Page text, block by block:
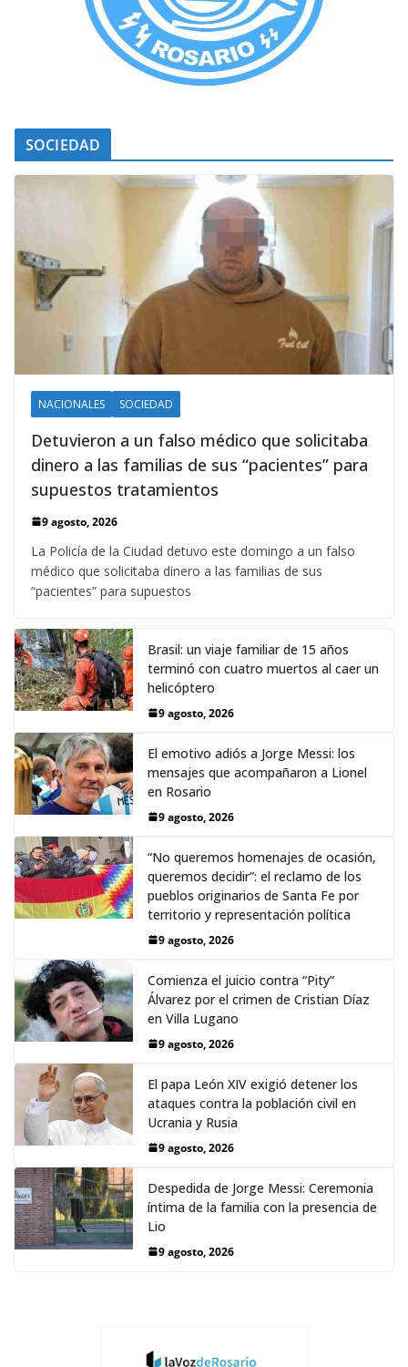
SOCIEDAD
NACIONALES SOCIEDAD
Detuvieron a un falso médico que solicitaba
dinero a las familias de sus “pacientes” para
supuestos tratamientos
9 agosto, 2026
La Policía de la Ciudad detuvo este domingo a un falso
médico que solicitaba dinero a las familias de sus
“pacientes” para supuestos
Brasil: un viaje familiar de 15 años
terminó con cuatro muertos al caer un
helicóptero
9 agosto, 2026
El emotivo adiós a Jorge Messi: los
mensajes que acompañaron a Lionel
en Rosario
9 agosto, 2026
“No queremos homenajes de ocasión,
queremos decidir”: el reclamo de los
pueblos originarios de Santa Fe por
territorio y representación política
9 agosto, 2026
Comienza el juicio contra “Pity”
Álvarez por el crimen de Cristian Díaz
en Villa Lugano
9 agosto, 2026
El papa León XIV exigió detener los
ataques contra la población civil en
Ucrania y Rusia
9 agosto, 2026
Despedida de Jorge Messi: Ceremonia
íntima de la familia con la presencia de
Lio
9 agosto, 2026